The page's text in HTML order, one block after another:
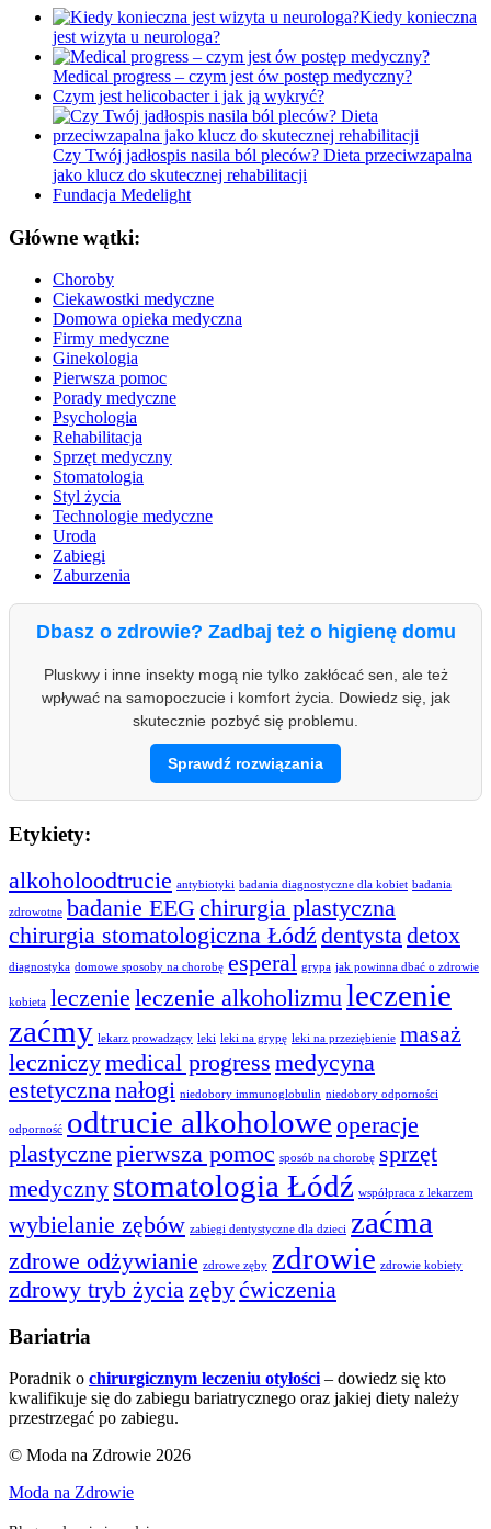
Kiedy konieczna
jest wizyta u neurologa?
Medical progress – czym jest ów postęp medyczny?
Czym jest helicobacter i jak ją wykryć?
Czy Twój jadłospis nasila ból pleców? Dieta przeciwzapalna
jako klucz do skutecznej rehabilitacji
Fundacja Medelight
Główne wątki:
Choroby
Ciekawostki medyczne
Domowa opieka medyczna
Firmy medyczne
Ginekologia
Pierwsza pomoc
Porady medyczne
Psychologia
Rehabilitacja
Sprzęt medyczny
Stomatologia
Styl życia
Technologie medyczne
Uroda
Zabiegi
Zaburzenia
Dbasz o zdrowie? Zadbaj też o higienę domu
Pluskwy i inne insekty mogą nie tylko zakłócać sen, ale też
wpływać na samopoczucie i komfort życia. Dowiedz się, jak
skutecznie pozbyć się problemu.
Sprawdź rozwiązania
Etykiety:
alkoholoodtrucie antybiotyki badania diagnostyczne dla kobiet badania
zdrowotne badanie EEGchirurgia plastyczna
chirurgia stomatologiczna Łódź dentystadetox
diagnostyka domowe sposoby na chorobę esperal grypa jak powinna dbać o zdrowie
kobieta leczenie leczenie alkoholizmuleczenie
zaćmy lekarz prowadzący leki leki na grypę leki na przeziębienie masaż
leczniczymedical progress medycyna
estetycznanałogi niedobory immunoglobulin niedobory odporności
odporność odtrucie alkoholowe operacje
plastyczne pierwsza pomoc sposób na chorobę sprzęt
medyczny stomatologia Łódź współpraca z lekarzem
wybielanie zębów zabiegi dentystyczne dla dzieci zaćma
zdrowe odżywianie zdrowe zęby zdrowie zdrowie kobiety
zdrowy tryb życiazębyćwiczenia
Bariatria
Poradnik o chirurgicznym leczeniu otyłości – dowiedz się kto
kwalifikuje się do zabiegu bariatrycznego oraz jakiej diety należy
przestrzegać po zabiegu.
© Moda na Zdrowie 2026
Moda na Zdrowie